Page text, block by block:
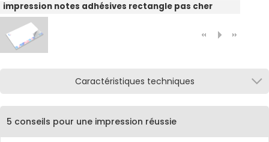
impression notes adhésives rectangle pas cher
Caractéristiques techniques
5 conseils pour une impression réussie